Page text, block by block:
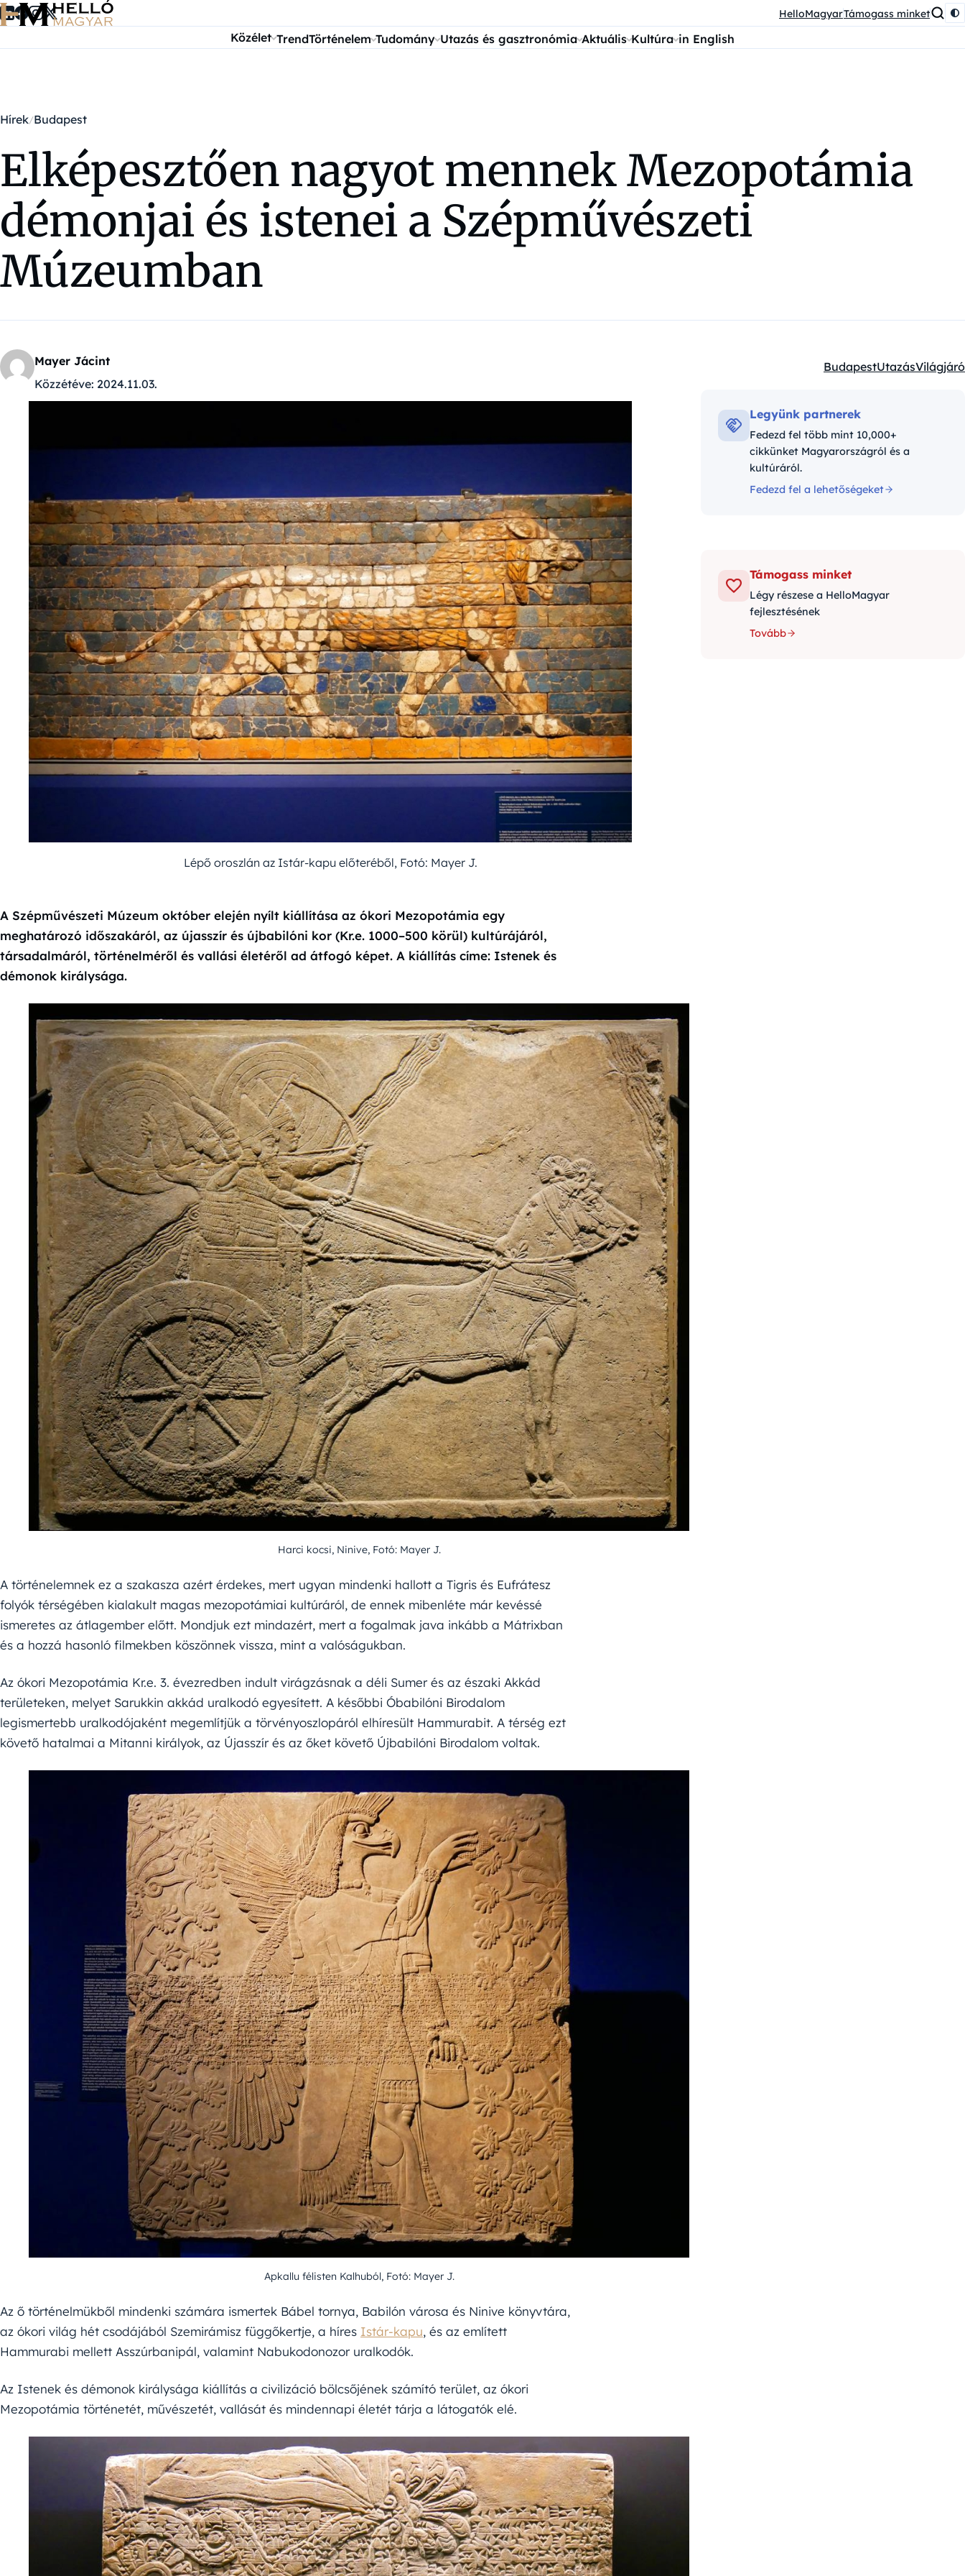
Ugrás a tartalomra HelloMagyarTámogass minket
Közélet TrendTörténelem Tudomány Utazás és gasztronómia Aktuális Kultúra in English
Hírek Budapest
Elképesztően nagyot mennek Mezopotámia
démonjai és istenei a Szépművészeti
Múzeumban
Mayer Jácint
Közzétéve: 2024.11.03.
Kategóriák:
BudapestUtazásVilágjáró
Lépő oroszlán az Istár-kapu előteréből, Fotó: Mayer J.
A Szépművészeti Múzeum október elején nyílt kiállítása az ókori Mezopotámia egy
meghatározó időszakáról, az újasszír és újbabilóni kor (Kr.e. 1000–500 körül) kultúrájáról,
társadalmáról, történelméről és vallási életéről ad átfogó képet. A kiállítás címe: Istenek és
démonok királysága.
Harci kocsi, Ninive, Fotó: Mayer J.
A történelemnek ez a szakasza azért érdekes, mert ugyan mindenki hallott a Tigris és Eufrátesz
folyók térségében kialakult magas mezopotámiai kultúráról, de ennek mibenléte már kevéssé
ismeretes az átlagember előtt. Mondjuk ezt mindazért, mert a fogalmak java inkább a Mátrixban
és a hozzá hasonló filmekben köszönnek vissza, mint a valóságukban.
Az ókori Mezopotámia Kr.e. 3. évezredben indult virágzásnak a déli Sumer és az északi Akkád
területeken, melyet Sarukkin akkád uralkodó egyesített. A későbbi Óbabilóni Birodalom
legismertebb uralkodójaként megemlítjük a törvényoszlopáról elhíresült Hammurabit. A térség ezt
követő hatalmai a Mitanni királyok, az Újasszír és az őket követő Újbabilóni Birodalom voltak.
Apkallu félisten Kalhuból, Fotó: Mayer J.
Az ő történelmükből mindenki számára ismertek Bábel tornya, Babilón városa és Ninive könyvtára,
az ókori világ hét csodájából Szemirámisz függőkertje, a híres Istár-kapu, és az említett
Hammurabi mellett Asszúrbanipál, valamint Nabukodonozor uralkodók.
Az Istenek és démonok királysága kiállítás a civilizáció bölcsőjének számító terület, az ókori
Mezopotámia történetét, művészetét, vallását és mindennapi életét tárja a látogatók elé.
Legyünk partnerek
Fedezd fel több mint 10,000+
cikkünket Magyarországról és a
kultúráról.
Fedezd fel a lehetőségeket
Támogass minket
Légy részese a HelloMagyar
fejlesztésének
Tovább